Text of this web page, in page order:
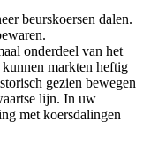
beurskoersen dalen.
onderdeel van het
markten heftig
gezien bewegen
lijn. In uw
met koersdalingen